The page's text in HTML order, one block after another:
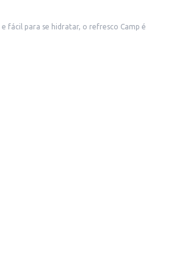
fácil para se hidratar, o refresco Camp é